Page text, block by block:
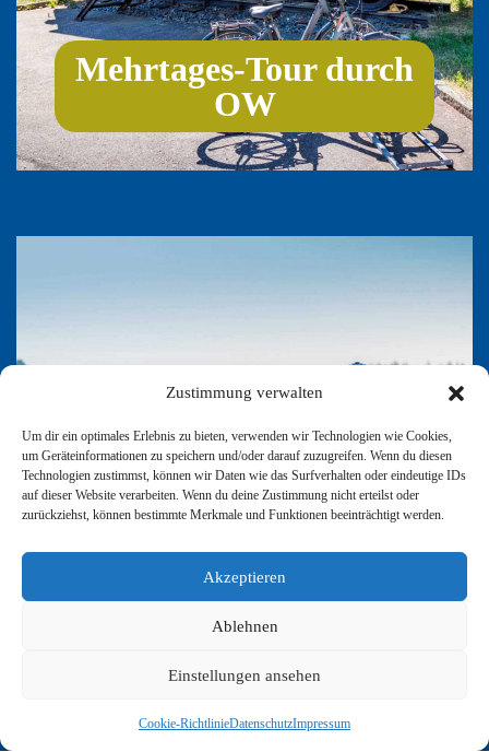
Zustimmung verwalten
Um dir ein optimales Erlebnis zu bieten, verwenden wir Technologien wie Cookies,
um Geräteinformationen zu speichern und/oder darauf zuzugreifen. Wenn du diesen
Technologien zustimmst, können wir Daten wie das Surfverhalten oder eindeutige IDs
auf dieser Website verarbeiten. Wenn du deine Zustimmung nicht erteilst oder
zurückziehst, können bestimmte Merkmale und Funktionen beeinträchtigt werden.
Akzeptieren
Ablehnen
Einstellungen ansehen
Cookie-RichtlinieDatenschutzImpressum
Mehrtages-Tour durch
OW